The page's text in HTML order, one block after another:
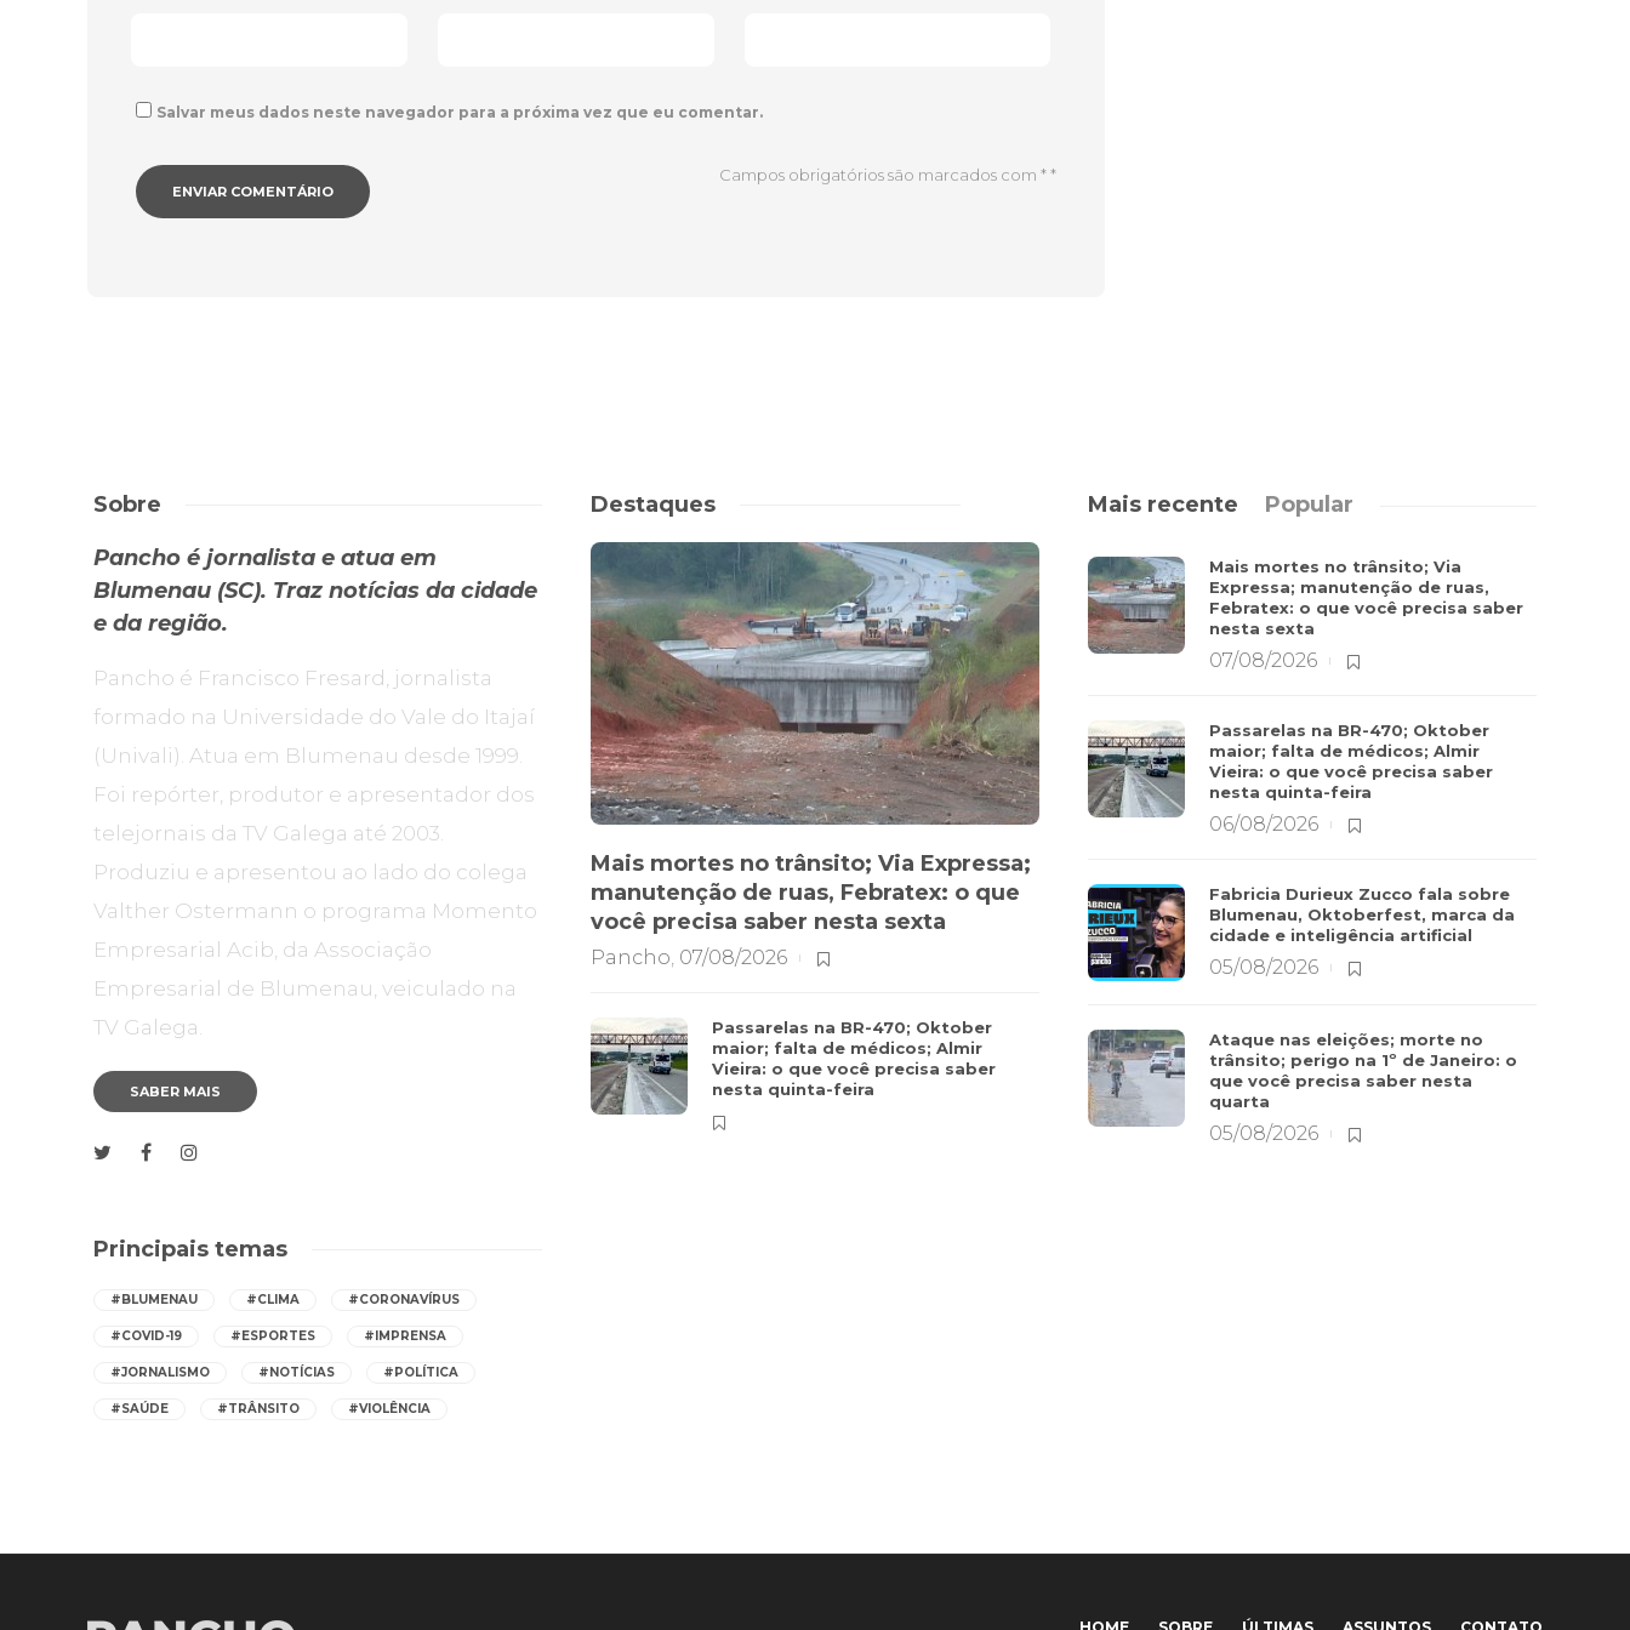
Salvar meus dados neste navegador para a próxima vez que eu comentar.
Campos obrigatórios são marcados com **
Sobre
Pancho é jornalista e atua em
Blumenau (SC). Traz notícias da cidade
e da região.
Pancho é Francisco Fresard, jornalista
formado na Universidade do Vale do Itajaí
(Univali). Atua em Blumenau desde 1999.
Foi repórter, produtor e apresentador dos
telejornais da TV Galega até 2003.
Produziu e apresentou ao lado do colega
Valther Ostermann o programa Momento
Empresarial Acib, da Associação
Empresarial de Blumenau, veiculado na
TV Galega.
SABER MAIS
Principais temas
#BLUMENAU #CLIMA #CORONAVÍRUS
#COVID-19 #ESPORTES #IMPRENSA
#JORNALISMO #NOTÍCIAS #POLÍTICA
#SAÚDE #TRÂNSITO #VIOLÊNCIA
Destaques
Mais mortes no trânsito; Via Expressa;
manutenção de ruas, Febratex: o que
você precisa saber nesta sexta
Pancho, 07/08/2026
Passarelas na BR-470; Oktober
maior; falta de médicos; Almir
Vieira: o que você precisa saber
nesta quinta-feira
Mais recente Popular
Mais mortes no trânsito; Via
Expressa; manutenção de ruas,
Febratex: o que você precisa saber
nesta sexta
07/08/2026
Passarelas na BR-470; Oktober
maior; falta de médicos; Almir
Vieira: o que você precisa saber
nesta quinta-feira
06/08/2026
Fabricia Durieux Zucco fala sobre
Blumenau, Oktoberfest, marca da
cidade e inteligência artificial
05/08/2026
Ataque nas eleições; morte no
trânsito; perigo na 1º de Janeiro: o
que você precisa saber nesta
quarta
05/08/2026